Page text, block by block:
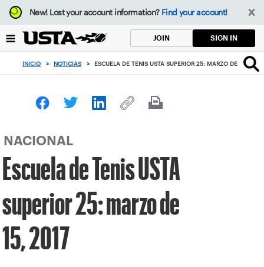
Enfoque
desde
botón
volver
principio
New!Lost your account information? Find your account!
JOIN SIGN IN
INICIO > NOTICIAS > ESCUELA DE TENIS USTA SUPERIOR 25: MARZO DE 15, 2017
NACIONAL
Escuela de Tenis USTA
superior 25: marzo de
15, 2017